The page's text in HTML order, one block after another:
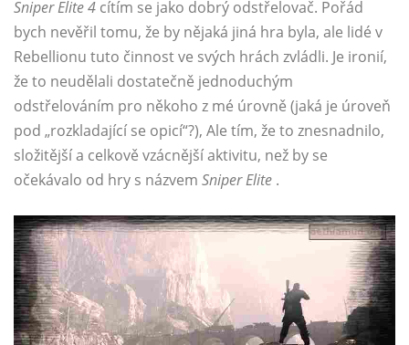
Sniper Elite 4 cítím se jako dobrý odstřelovač. Pořád
bych nevěřil tomu, že by nějaká jiná hra byla, ale lidé v
Rebellionu tuto činnost ve svých hrách zvládli. Je ironií,
že to neudělali dostatečně jednoduchým
odstřelováním pro někoho z mé úrovně (jaká je úroveň
pod „rozkladající se opicí“?), Ale tím, že to znesnadnilo,
složitější a celkově vzácnější aktivitu, než by se
očekávalo od hry s názvem Sniper Elite .